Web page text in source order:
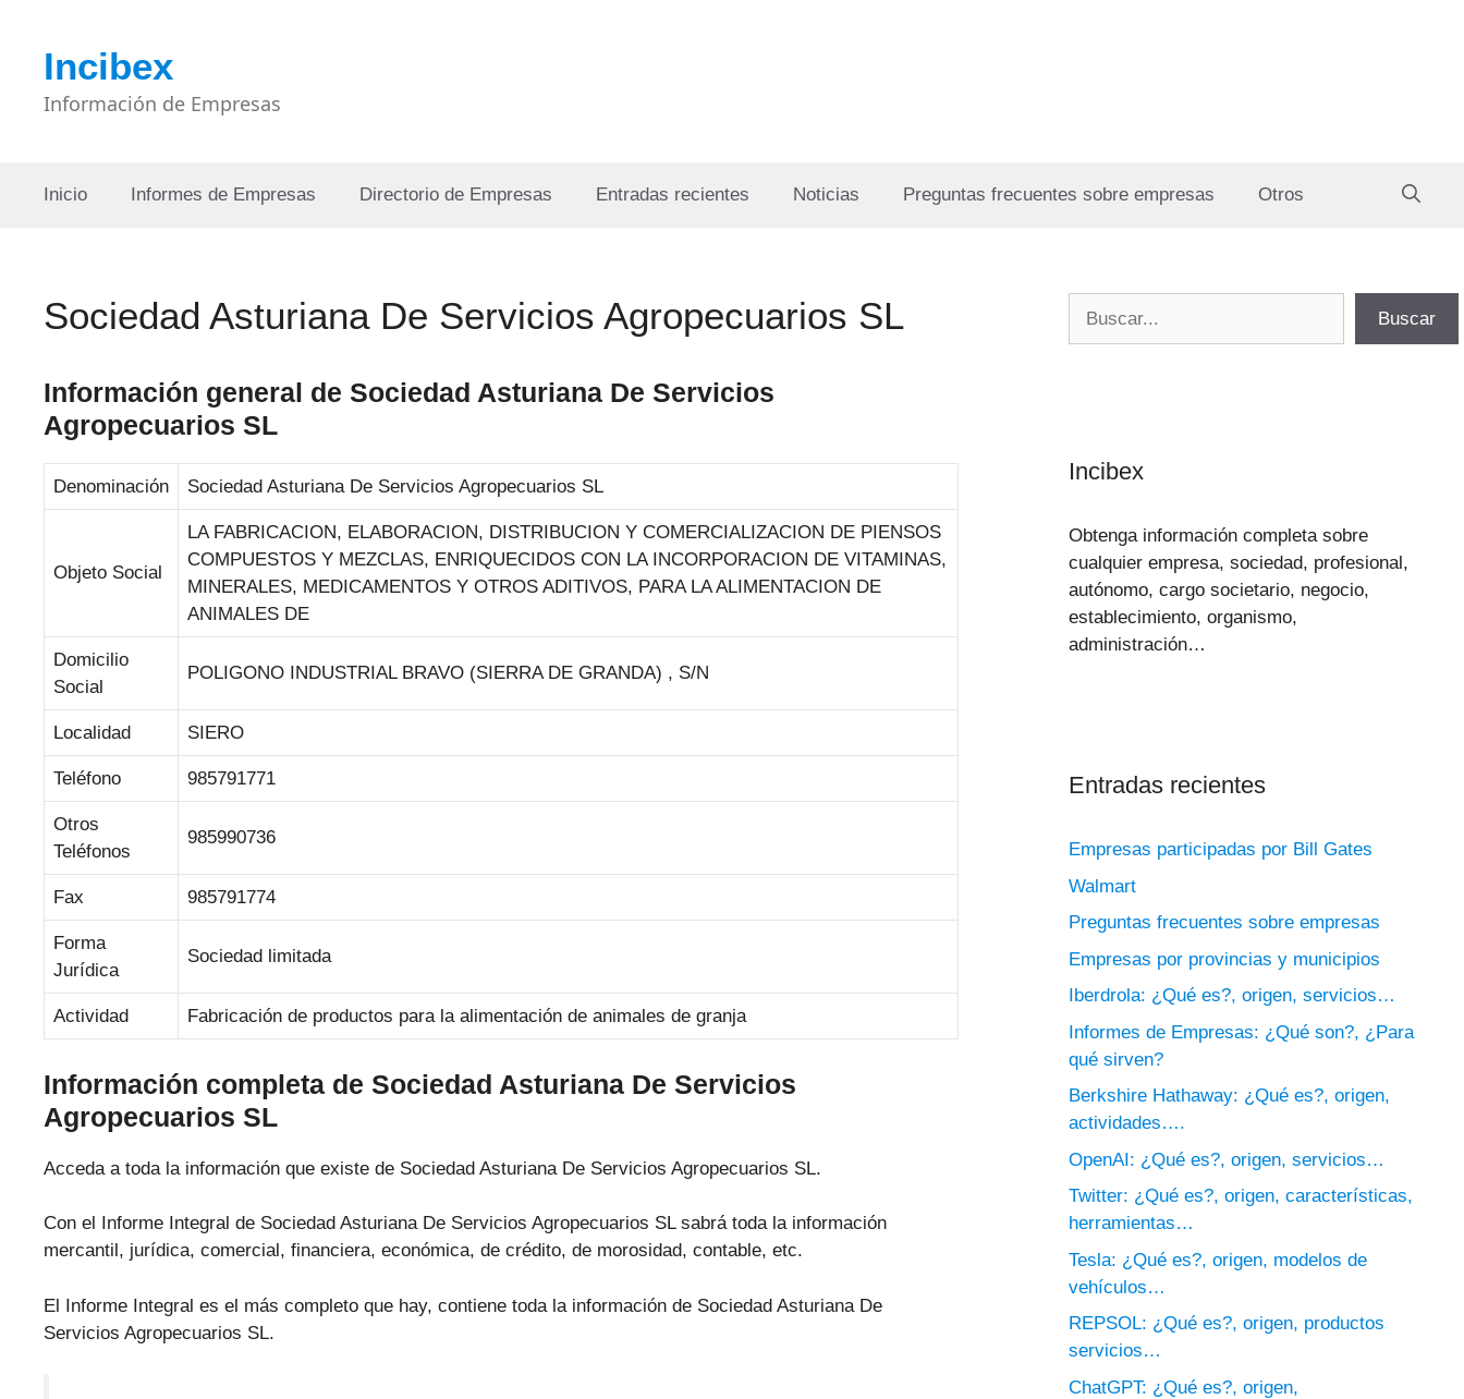
contenidoIncibex
Información de Empresas
Inicio Informes de Empresas Directorio de Empresas Entradas recientes Noticias Preguntas frecuentes sobre empresas Otros
Sociedad Asturiana De Servicios Agropecuarios SL
Información general de Sociedad Asturiana De Servicios
Agropecuarios SL
Denominación Sociedad Asturiana De Servicios Agropecuarios SL
Objeto Social
LA FABRICACION, ELABORACION, DISTRIBUCION Y COMERCIALIZACION DE PIENSOS
COMPUESTOS Y MEZCLAS, ENRIQUECIDOS CON LA INCORPORACION DE VITAMINAS,
MINERALES, MEDICAMENTOS Y OTROS ADITIVOS, PARA LA ALIMENTACION DE
ANIMALES DE
Domicilio
Social
POLIGONO INDUSTRIAL BRAVO (SIERRA DE GRANDA) , S/N
Localidad SIERO
Teléfono 985791771
Otros
Teléfonos
985990736
Fax 985791774
Forma
Jurídica
Sociedad limitada
Actividad Fabricación de productos para la alimentación de animales de granja
Información completa de Sociedad Asturiana De Servicios
Agropecuarios SL
Acceda a toda la información que existe de Sociedad Asturiana De Servicios Agropecuarios SL.
Con el Informe Integral de Sociedad Asturiana De Servicios Agropecuarios SL sabrá toda la información
mercantil, jurídica, comercial, financiera, económica, de crédito, de morosidad, contable, etc.
El Informe Integral es el más completo que hay, contiene toda la información de Sociedad Asturiana De
Servicios Agropecuarios SL.
Buscar
Incibex
Obtenga información completa sobre
cualquier empresa, sociedad, profesional,
autónomo, cargo societario, negocio,
establecimiento, organismo,
administración…
Entradas recientes
Empresas participadas por Bill Gates
Walmart
Preguntas frecuentes sobre empresas
Empresas por provincias y municipios
Iberdrola: ¿Qué es?, origen, servicios…
Informes de Empresas: ¿Qué son?, ¿Para
qué sirven?
Berkshire Hathaway: ¿Qué es?, origen,
actividades….
OpenAI: ¿Qué es?, origen, servicios…
Twitter: ¿Qué es?, origen, características,
herramientas…
Tesla: ¿Qué es?, origen, modelos de
vehículos…
REPSOL: ¿Qué es?, origen, productos
servicios…
ChatGPT: ¿Qué es?, origen,